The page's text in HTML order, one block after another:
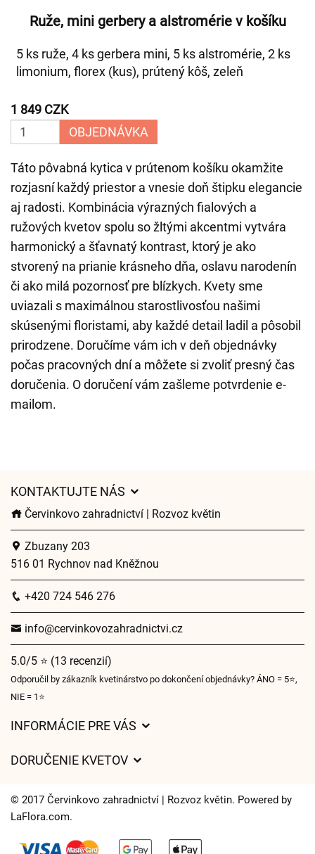
Ruže, mini gerbery a alstromérie v košíku
5 ks ruže, 4 ks gerbera mini, 5 ks alstromérie, 2 ks
limonium, florex (kus), prútený kôš, zeleň
1 849 CZK
OBJEDNÁVKA
Táto pôvabná kytica v prútenom košíku okamžite
rozjasní každý priestor a vnesie doň štipku elegancie
aj radosti. Kombinácia výrazných fialových a
ružových kvetov spolu so žltými akcentmi vytvára
harmonický a šťavnatý kontrast, ktorý je ako
stvorený na prianie krásneho dňa, oslavu narodenín
či ako milá pozornosť pre blízkych. Kvety sme
uviazali s maximálnou starostlivosťou našimi
skúsenými floristami, aby každé detail ladil a pôsobil
prirodzene. Doručíme vám ich v deň objednávky
počas pracovných dní a môžete si zvoliť presný čas
doručenia. O doručení vám zašleme potvrdenie e-
mailom.
KONTAKTUJTE NÁS
Červinkovo zahradnictví | Rozvoz květin
Zbuzany 203
516 01 Rychnov nad Kněžnou
+420 724 546 276
info@cervinkovozahradnictvi.cz
5.0/5 ⭐ (13 recenzií)
Odporučil by zákazník kvetinárstvo po dokončení objednávky? ÁNO = 5⭐,
NIE = 1⭐
INFORMÁCIE PRE VÁS
Časy doručenia kvetov – prehľad možností
DORUČENIE KVETOV
Kam doručujeme kvety
© 2017 Červinkovo zahradnictví | Rozvoz květin. Powered by
LaFlora.com.